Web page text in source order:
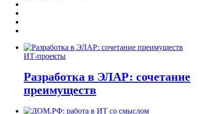
ИТ-проекты
Разработка в ЭЛАР: сочетание
преимуществ